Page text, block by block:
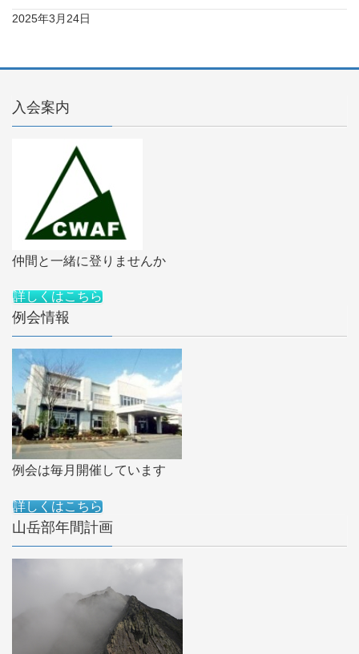
2025年3月24日
入会案内
仲間と一緒に登りませんか
詳しくはこちら
例会情報
例会は毎月開催しています
詳しくはこちら
山岳部年間計画